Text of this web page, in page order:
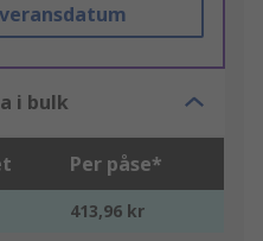
i bulk
Per påse*
413,96 kr